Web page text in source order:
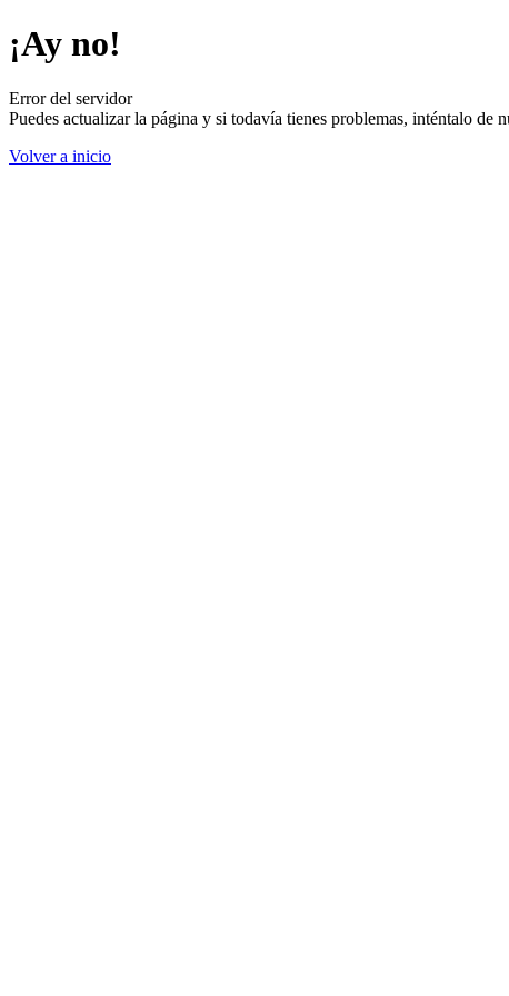
¡Ay no!
Error del servidor
Puedes actualizar la página y si todavía tienes problemas, inténtalo de
Volver a inicio